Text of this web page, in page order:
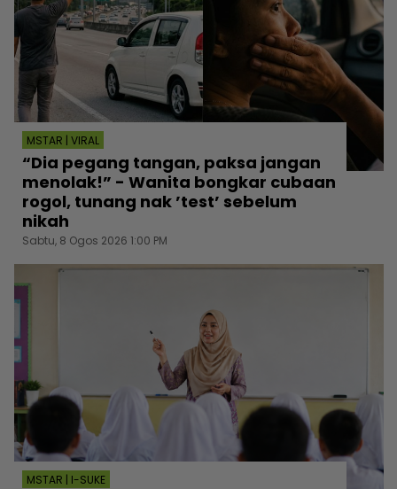
MSTAR | VIRAL
“Dia pegang tangan, paksa jangan
menolak!” - Wanita bongkar cubaan
rogol, tunang nak ’test’ sebelum
nikah
Sabtu, 8 Ogos 2026 1:00 PM
MSTAR | I-SUKE